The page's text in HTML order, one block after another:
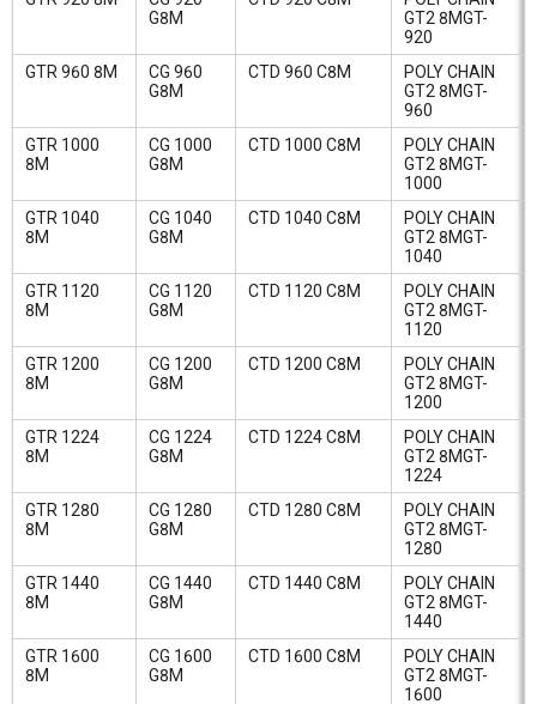
G8M
GT2 8MGT-
920
GTR 960 8M
CG 960
G8M
CTD 960 C8M
POLY CHAIN
GT2 8MGT-
960
GTR 1000
8M
CG 1000
G8M
CTD 1000 C8M
POLY CHAIN
GT2 8MGT-
1000
GTR 1040
8M
CG 1040
G8M
CTD 1040 C8M
POLY CHAIN
GT2 8MGT-
1040
GTR 1120
8M
CG 1120
G8M
CTD 1120 C8M
POLY CHAIN
GT2 8MGT-
1120
GTR 1200
8M
CG 1200
G8M
CTD 1200 C8M
POLY CHAIN
GT2 8MGT-
1200
GTR 1224
8M
CG 1224
G8M
CTD 1224 C8M
POLY CHAIN
GT2 8MGT-
1224
GTR 1280
8M
CG 1280
G8M
CTD 1280 C8M
POLY CHAIN
GT2 8MGT-
1280
GTR 1440
8M
CG 1440
G8M
CTD 1440 C8M
POLY CHAIN
GT2 8MGT-
1440
GTR 1600
8M
CG 1600
G8M
CTD 1600 C8M
POLY CHAIN
GT2 8MGT-
1600